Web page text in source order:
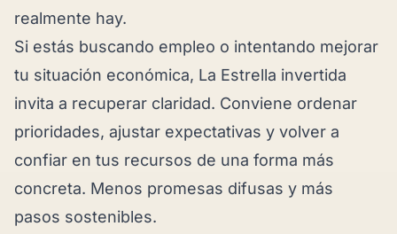
realmente hay.
Si estás buscando empleo o intentando mejorar
tu situación económica, La Estrella invertida
invita a recuperar claridad. Conviene ordenar
prioridades, ajustar expectativas y volver a
confiar en tus recursos de una forma más
concreta. Menos promesas difusas y más
pasos sostenibles.